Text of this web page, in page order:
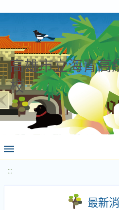
高雄市立海青高
校
:::
最新